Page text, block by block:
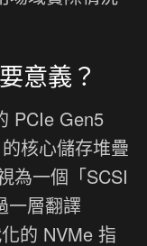
意義？
PCIe Gen5
核心儲存堆疊
為一個「SCSI
一層翻譯
的 NVMe 指